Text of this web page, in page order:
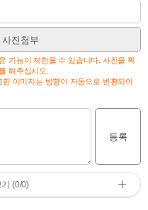
사진첨부
기능이 제한될 수 있습니다. 사진을 찍
해주십시오.
이미지는 방향이 자동으로 변환되어
등록
(0/0)